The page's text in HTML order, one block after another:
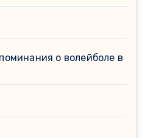
о волейболе в